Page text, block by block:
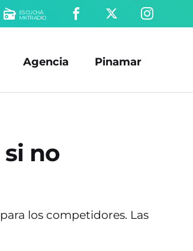
ESCUCHÁ
MKTRADIO
Agencia Pinamar
no
los competidores. Las